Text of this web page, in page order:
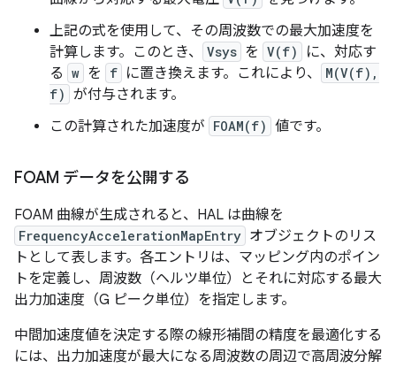
上記の式を使用して、その周波数での最大加速度を
計算します。このとき、
Vsys を V(f)
に、対応す
る w を f に置き換えます。これにより、
M(V(f),
f) が付与されます。
この計算された加速度が FOAM(f) 値です。
FOAM データを公開する
FOAM 曲線が生成されると、HAL は曲線を
FrequencyAccelerationMapEntry オブジェクトのリス
トとして表します。各エントリは、マッピング内のポイン
トを定義し、周波数（ヘルツ単位）とそれに対応する最大
出力加速度（G ピーク単位）を指定します。
中間加速度値を決定する際の線形補間の精度を最適化する
には、出力加速度が最大になる周波数の周辺で高周波分解